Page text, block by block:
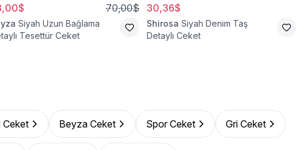
70,00$
Siyah Uzun Bağlama
Tesettür Ceket
30,36$
Shirosa Siyah Denim Taş
Detaylı Ceket
Ceket Beyza Ceket Spor Ceket Gri Ceket